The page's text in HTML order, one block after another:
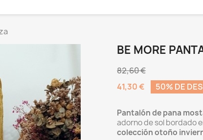
BE MORE
82,60 €
41,30 €
50% DE
Pantalón de pana
adorno de sol bordado
colección otoño